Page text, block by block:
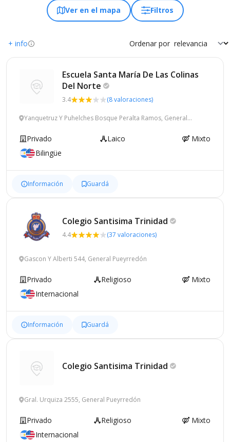
Ver en el mapa Filtros
+ info Ordenar por
Escuela Santa María De Las Colinas
Del Norte
3.4 (8 valoraciones)
Yanquetruz Y Puhelches Bosque Peralta Ramos, General
Privado Laico
Mixto
Bilingüe
Información Guardá
Colegio Santisima Trinidad
4.4 (37 valoraciones)
Gascon Y Alberti 544, General Pueyrredón
Privado Religioso
Mixto
Internacional
Información Guardá
Colegio Santisima Trinidad
Gral. Urquiza 2555, General Pueyrredón
Privado Religioso
Mixto
Internacional